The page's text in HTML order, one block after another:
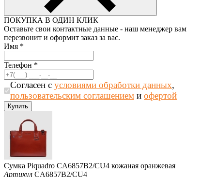
ПОКУПКА В ОДИН КЛИК
Оставьте свои контактные данные - наш менеджер вам
перезвонит и оформит заказ за вас.
Имя *
Телефон *
Согласен с условиями обработки данных,
пользовательским соглашением и офертой
Сумка Piquadro CA6857B2/CU4 кожаная оранжевая
Артикул CA6857B2/CU4